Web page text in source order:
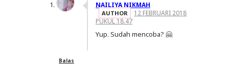
NAILIYA NIKMAH
12 FEBRUARI 2018
PUKUL 18.47
Yup. Sudah mencoba? 🤗
Balas